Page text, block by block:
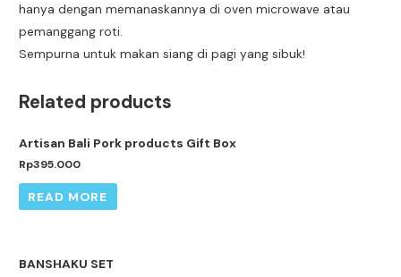
hanya dengan memanaskannya di oven microwave atau
pemanggang roti.
Sempurna untuk makan siang di pagi yang sibuk!
Related productsTIDAK ADA STOK
Artisan Bali Pork products Gift Box
Rp395.000
READ MORE
BANSHAKU SET